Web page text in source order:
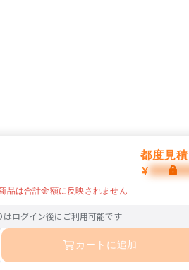
都度見
¥
品は合計金額に反映されません
はログイン後にご利用可能です
カートに追加